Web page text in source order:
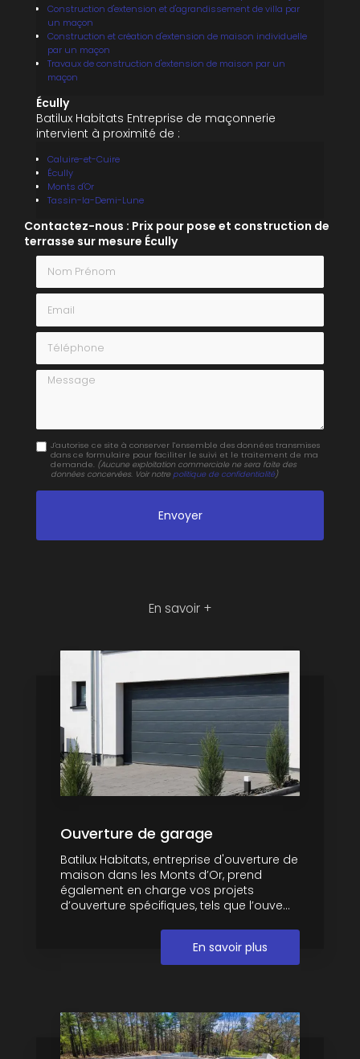
Construction d'extension et d'agrandissement de villa par
un maçon
Construction et création d'extension de maison individuelle
par un maçon
Travaux de construction d'extension de maison par un
maçon
Écully
Batilux Habitats Entreprise de maçonnerie
intervient à proximité de :
Caluire-et-Cuire
Écully
Monts d'Or
Tassin-la-Demi-Lune
Contactez-nous : Prix pour pose et construction de
terrasse sur mesure Écully
Nom Prénom
Email
Téléphone
Message
J'autorise ce site à conserver l'ensemble des données transmises
dans ce formulaire pour faciliter le suivi et le traitement de ma
demande. (Aucune exploitation commerciale ne sera faite des
données concervées. Voir notre politique de confidentialité)
En savoir +
Ouverture de garage
Batilux Habitats, entreprise d'ouverture de
maison dans les Monts d’Or, prend
également en charge vos projets
d’ouverture spécifiques, tels que l’ouve...
En savoir plus